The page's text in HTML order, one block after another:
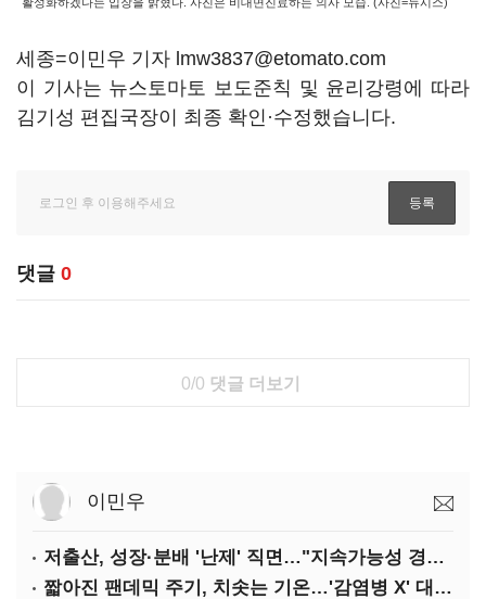
세종=이민우 기자 lmw3837@etomato.com
이 기사는 뉴스토마토 보도준칙 및 윤리강령에 따라
김기성 편집국장이 최종 확인·수정했습니다.
댓글 0
0/0 댓글 더보기
이민우
저출산, 성장·분배 '난제' 직면…"지속가능성 경고등"
짧아진 팬데믹 주기, 치솟는 기온…'감염병 X' 대비해야